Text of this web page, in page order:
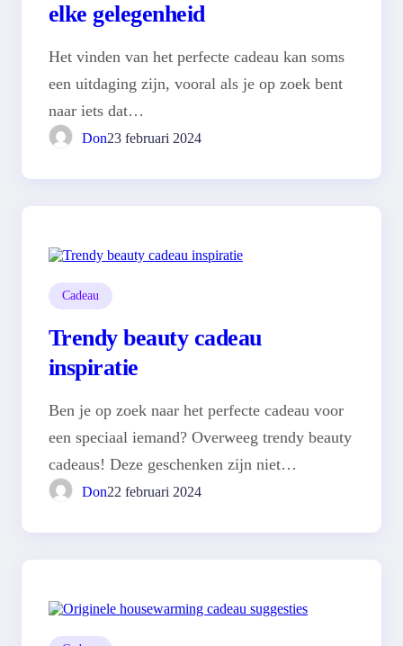
elke gelegenheid
Het vinden van het perfecte cadeau kan soms
een uitdaging zijn, vooral als je op zoek bent
naar iets dat…
Don23 februari 2024
Cadeau
Trendy beauty cadeau
inspiratie
Ben je op zoek naar het perfecte cadeau voor
een speciaal iemand? Overweeg trendy beauty
cadeaus! Deze geschenken zijn niet…
Don22 februari 2024